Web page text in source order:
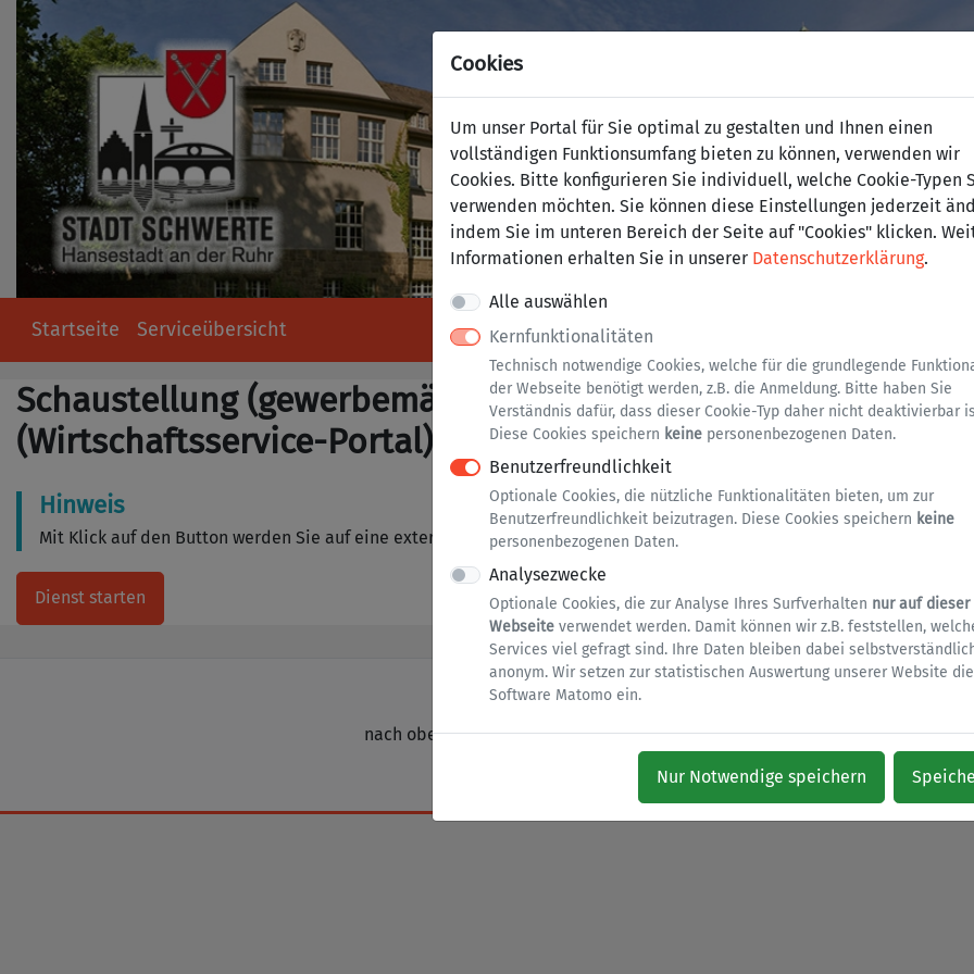
Cookies
Um unser Portal für Sie optimal zu gestalten und Ihnen einen
vollständigen Funktionsumfang bieten zu können, verwenden wir
Cookies. Bitte konfigurieren Sie individuell, welche Cookie-Typen
verwenden möchten. Sie können diese Einstellungen jederzeit
indem Sie im unteren Bereich der Seite auf "Cookies" klicken.
Informationen erhalten Sie in unserer Datenschutzerklärung.
Alle auswählen
Kernfunktionalitäten
Technisch notwendige Cookies, welche für die grundlegende
der Webseite benötigt werden, z.B. die Anmeldung. Bitte haben Sie
Verständnis dafür, dass dieser Cookie-Typ daher nicht deaktivierbar
Diese Cookies speichern keine personenbezogenen Daten.
Benutzerfreundlichkeit
Optionale Cookies, die nützliche Funktionalitäten bieten, um zur
Benutzerfreundlichkeit beizutragen. Diese Cookies speichern keine
personenbezogenen Daten.
Analysezwecke
Optionale Cookies, die zur Analyse Ihres Surfverhalten nur auf dieser
Webseite verwendet werden. Damit können wir z.B. feststellen,
Services viel gefragt sind. Ihre Daten bleiben dabei
anonym. Wir setzen zur statistischen Auswertung unserer Website die
Software Matomo ein.
Nur Notwendige speichern
Startseite Serviceübersicht
Schaustellung (gewerbemäßig) von Personen - Erteilung,
(Wirtschaftsservice-Portal)
Hinweis
Mit Klick auf den Button werden Sie auf eine externe Seite weitergeleitet.
Dienst starten
nach oben Zur Startseite Impressum Datenschutz